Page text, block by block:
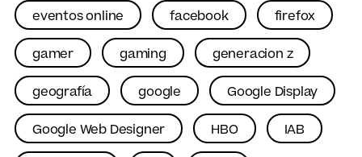
eventos online facebook firefox
gamer gaming generacion z
geografía google Google Display
Google Web Designer HBO IAB